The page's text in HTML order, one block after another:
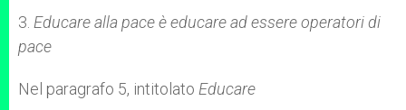
3. Educare alla pace è educare ad essere operatori di
pace
Nel paragrafo 5, intitolato Educare